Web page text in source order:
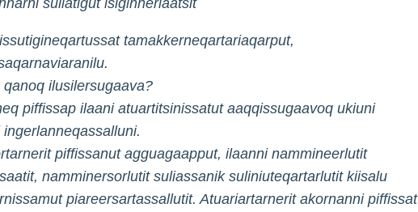
tamakkerneqartariaqarput,
qanoq ilusilersugaava?
piffissap ilaani atuartitsinissatut aaqqissugaavoq ukiuni
piffissanut agguagaapput, ilaanni nammineerlutit
namminersorlutit suliassanik suliniuteqartarlutit kiisalu
piareersartassallutit. Atuariartarnerit akornanni piffissat